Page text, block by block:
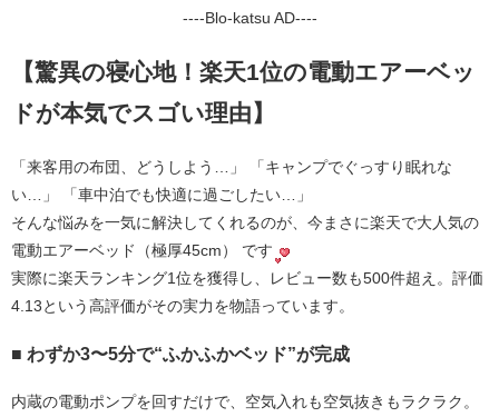
----Blo-katsu AD----
【驚異の寝心地！楽天1位の電動エアーベッ
ドが本気でスゴい理由】
「来客用の布団、どうしよう…」 「キャンプでぐっすり眠れな
い…」 「車中泊でも快適に過ごしたい…」
電動エアーベッド（極厚45cm）
です
実際に楽天ランキング1位を獲得し、レビュー数も500件超え。評価
4.13という高評価がその実力を物語っています。
■ わずか3〜5分で“ふかふかベッド”が完成
内蔵の電動ポンプを回すだけで、空気入れも空気抜きもラクラク。